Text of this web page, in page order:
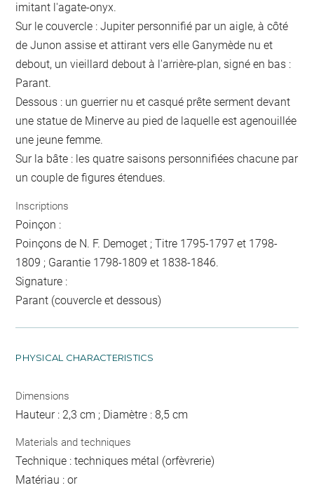
imitant l'agate-onyx.
Sur le couvercle : Jupiter personnifié par un aigle, à côté
de Junon assise et attirant vers elle Ganymède nu et
debout, un vieillard debout à l'arrière-plan, signé en bas :
Parant.
Dessous : un guerrier nu et casqué prête serment devant
une statue de Minerve au pied de laquelle est agenouillée
une jeune femme.
Sur la bâte : les quatre saisons personnifiées chacune par
un couple de figures étendues.
Inscriptions
Poinçon :
Poinçons de N. F. Demoget ; Titre 1795-1797 et 1798-
1809 ; Garantie 1798-1809 et 1838-1846.
Signature :
Parant (couvercle et dessous)
PHYSICAL CHARACTERISTICS
Dimensions
Hauteur : 2,3 cm ; Diamètre : 8,5 cm
Materials and techniques
Technique : techniques métal (orfèvrerie)
Matériau : or